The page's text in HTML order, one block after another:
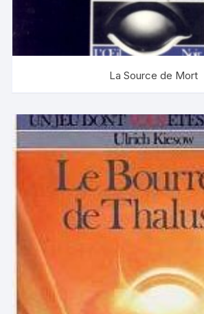
La Source de Mort